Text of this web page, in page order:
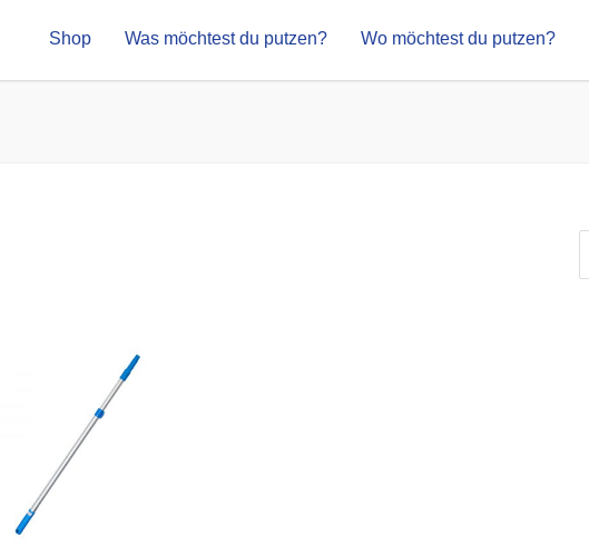
Shop Was möchtest du putzen? Wo möchtest du putzen?